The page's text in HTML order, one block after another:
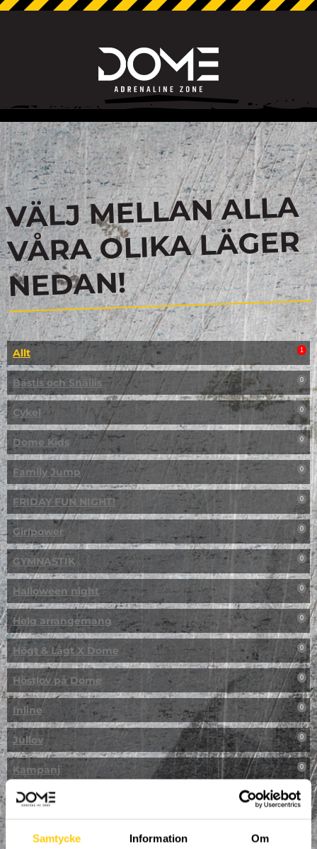
Samtycke Information Om
VÄLJ MELLAN ALLA
VÅRA OLIKA LÄGER
NEDAN!
Allt 1
Bästis och Snällis 0
Cykel 0
Dome Kids 0
Family Jump 0
FRIDAY FUN NIGHT! 0
Girlpower 0
GYMNASTIK 0
Halloween night 0
Helg arrangemang 0
Högt & Lågt X Dome 0
Höstlov på Dome 0
Inline 0
Jullov 0
Kampanj 0
Kickbike 0